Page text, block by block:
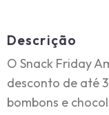
Descrição
O Snack Friday
desconto de até
bombons e